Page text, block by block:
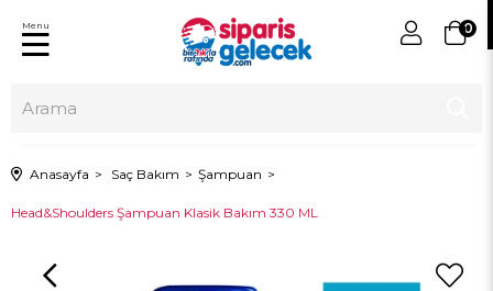
0
Menu
Anasayfa Saç Bakım Şampuan
Head&Shoulders Şampuan Klasik Bakım 330 ML